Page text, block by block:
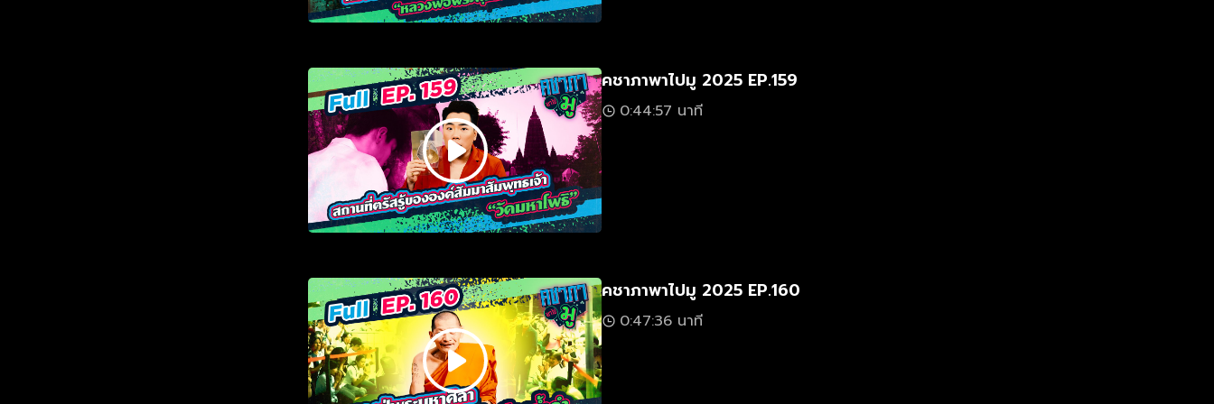
คชาภาพาไปมู 2025 EP.159
0:44:57 นาที
คชาภาพาไปมู 2025 EP.160
0:47:36 นาที